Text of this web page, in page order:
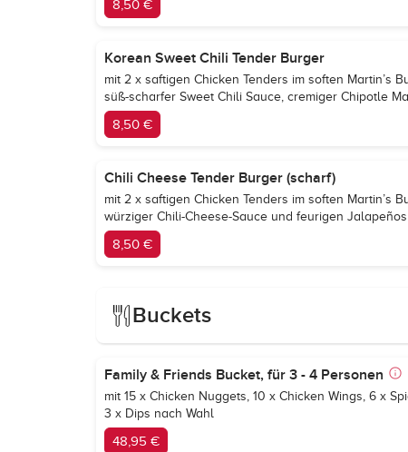
8,50 €
Korean Sweet Chili Tender Burger
mit 2 x saftigen Chicken Tenders im soften Martin’s
süß-scharfer Sweet Chili Sauce, cremiger Chipotle
8,50 €
Chili Cheese Tender Burger (scharf)
mit 2 x saftigen Chicken Tenders im soften Martin’s
würziger Chili-Cheese-Sauce und feurigen Jalapeños
8,50 €
Buckets
Family & Friends Bucket, für 3 - 4 Personen
mit 15 x Chicken Nuggets, 10 x Chicken Wings, 6 x
3 x Dips nach Wahl
48,95 €